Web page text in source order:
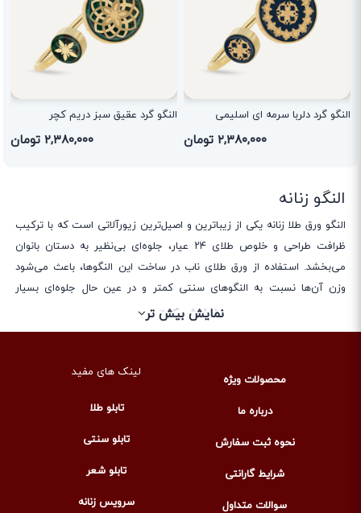
النگو گرد دلربا سرمه ای اسلیمی
۲,۳۸۰,۰۰۰ تومان
النگو گرد عقیق سبز دریم کچر
۲,۳۸۰,۰۰۰ تومان
النگو زنانه
النگو ورق طلا زنانه یکی از زیباترین و اصیل‌ترین زیورآلاتی است که با ترکیب
ظرافت طراحی و خلوص طلای ۲۴ عیار، جلوه‌ای بی‌نظیر به دستان بانوان
می‌بخشد. استفاده از ورق طلای ناب در ساخت این النگوها، باعث می‌شود
وزن آن‌ها نسبت به النگوهای سنتی کمتر و در عین حال جلوه‌ای بسیار
درخشان‌تر و لوکس‌تر داشته باشند. ورق طلا به دلیل نازکی و انعطاف‌پذیری
بالا، امکان ایجاد طرح‌های هنری و ظریف را فراهم می‌کند که معمولاً در
در تولید النگوهای ورق طلا زنانه، ترکیب هنر دست و تکنولوژی باعث شده تا
ارزش معنوی و فرهنگی نیز دارد. این مدل النگوها مناسب استفاده روزمره و
همچنین مجالس رسمی و خاص بوده و به راحتی با انواع استایل‌ها هماهنگ
برند معتبر لوموس با تخصص در هنر ورق طلا، النگوهایی تولید می‌کند که با
رعایت بالاترین استانداردهای کیفیت و ظرافت، توانسته رضایت هزاران
نمایش کمتر
نمایش بیش تر
محصولات ویژه
درباره ما
نحوه ثبت سفارش
شرایط گارانتی
سوالات متداول
لینک های مفید
تابلو طلا
تابلو سنتی
تابلو شعر
سرویس زنانه